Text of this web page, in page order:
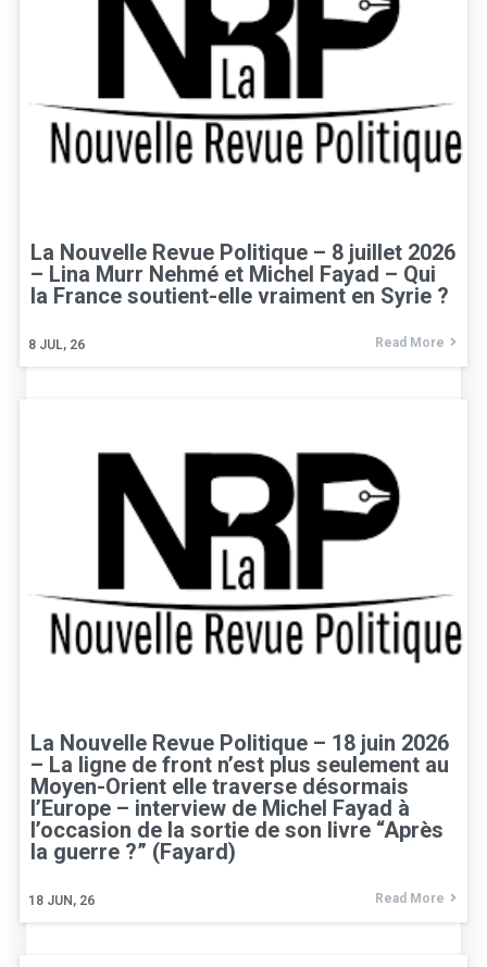
La Nouvelle Revue Politique – 8 juillet 2026
– Lina Murr Nehmé et Michel Fayad – Qui
la France soutient-elle vraiment en Syrie ?
8 JUL, 26 Read More
La Nouvelle Revue Politique – 18 juin 2026
– La ligne de front n’est plus seulement au
Moyen-Orient elle traverse désormais
l’Europe – interview de Michel Fayad à
l’occasion de la sortie de son livre “Après
la guerre ?” (Fayard)
18 JUN, 26 Read More